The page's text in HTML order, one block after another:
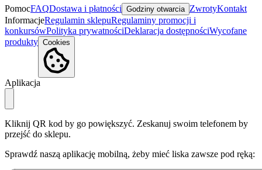
PomocFAQDostawa i płatności Godziny otwarcia ZwrotyKontakt
InformacjeRegulamin sklepuRegulaminy promocji i
konkursówPolityka prywatnościDeklaracja dostępnościWycofane
produkty Cookies
Aplikacja
Kliknij QR kod by go powiększyć. Zeskanuj swoim telefonem by
przejść do sklepu.
Sprawdź naszą aplikację mobilną, żeby mieć liska zawsze pod ręką: